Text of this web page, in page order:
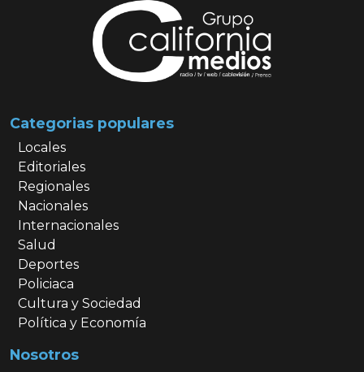
Categorias populares
Locales
Editoriales
Regionales
Nacionales
Internacionales
Salud
Deportes
Policiaca
Cultura y Sociedad
Política y Economía
Nosotros